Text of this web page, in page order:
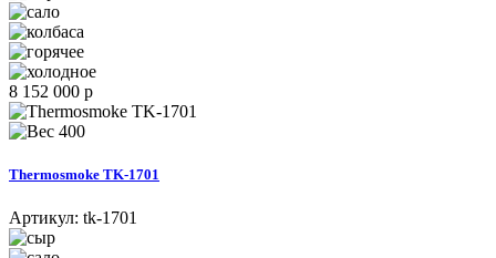
8 152 000 р
400
Thermosmoke TK-1701
Артикул: tk-1701